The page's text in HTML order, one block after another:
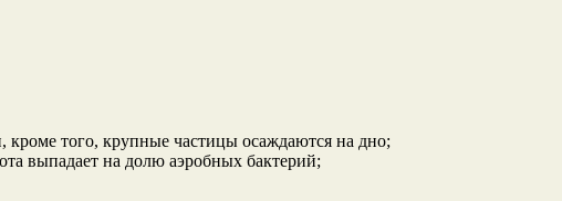
кроме того, крупные частицы осаждаются на дно;
выпадает на долю аэробных бактерий;